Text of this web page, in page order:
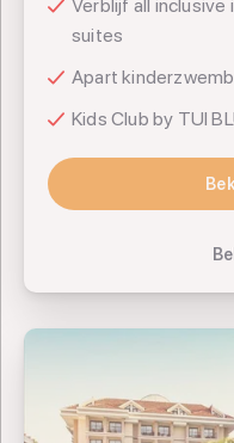
Verblijf all inclusive
suites
Apart
Kids Club by TUI